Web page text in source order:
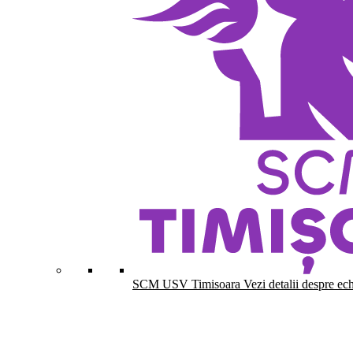
SCM USV Timisoara Vezi detalii despre